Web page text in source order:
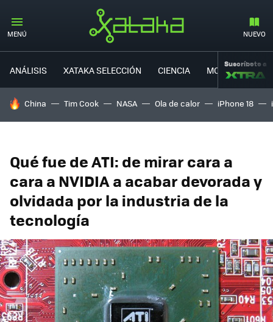
MENÚ NUEVO
ANÁLISIS XATAKA SELECCIÓN CIENCIA MOVILIDAD
Suscríbete a
HOY SE HABLA DE
China Tim Cook NASA Ola de calor iPhone 18
Qué fue de ATI: de mirar cara a
cara a NVIDIA a acabar devorada y
olvidada por la industria de la
tecnología